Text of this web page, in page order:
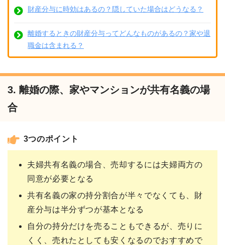
財産分与に時効はあるの？隠していた場合はどうなる？
離婚するときの財産分与ってどんなものがあるの？家や退
職金は含まれる？
3. 離婚の際、家やマンションが共有名義の場
合
3つのポイント
夫婦共有名義の場合、売却するには夫婦両方の
同意が必要となる
共有名義の家の持分割合が半々でなくても、財
産分与は半分ずつが基本となる
自分の持分だけを売ることもできるが、売りに
くく、売れたとしても安くなるのでおすすめで